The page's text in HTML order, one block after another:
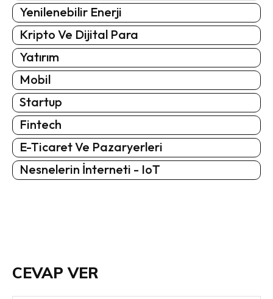
Yenilenebilir Enerji
Kripto Ve Dijital Para
Yatırım
Mobil
Startup
Fintech
E-Ticaret Ve Pazaryerleri
Nesnelerin İnterneti - IoT
CEVAP VER